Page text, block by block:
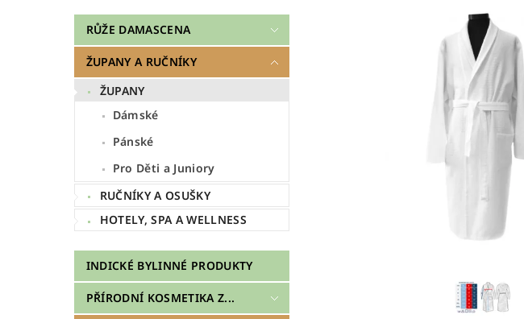
RŮŽE DAMASCENA
ŽUPANY A RUČNÍKY
ŽUPANY
Dámské
Pánské
Pro Děti a Juniory
RUČNÍKY A OSUŠKY
HOTELY, SPA A WELLNESS
INDICKÉ BYLINNÉ PRODUKTY
PŘÍRODNÍ KOSMETIKA Z...